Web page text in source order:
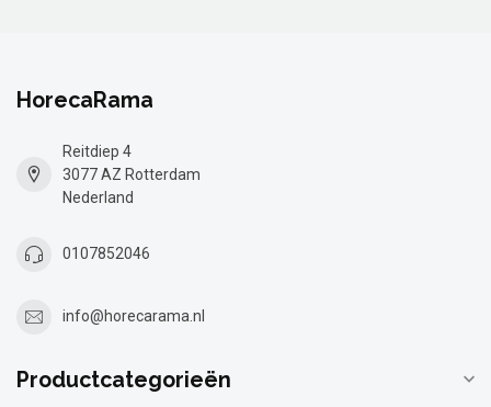
HorecaRama
Reitdiep 4
3077 AZ Rotterdam
Nederland
0107852046
info@horecarama.nl
Productcategorieën